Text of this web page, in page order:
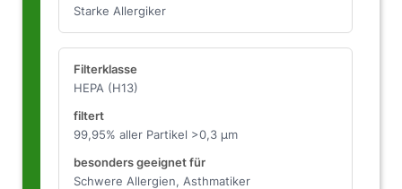
Starke Allergiker
HEPA (H13)
99,95% aller Partikel >0,3 μm
Schwere Allergien, Asthmatiker